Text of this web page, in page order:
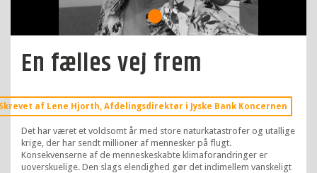
En fælles vej frem
af Lene Hjorth, Afdelingsdirektør i Jyske Bank Koncernen
Det har været et voldsomt år med store naturkatastrofer og utallige
krige, der har sendt millioner af mennesker på flugt.
Konsekvenserne af de menneskeskabte klimaforandringer er
uoverskuelige. Den slags elendighed gør det indimellem vanskeligt